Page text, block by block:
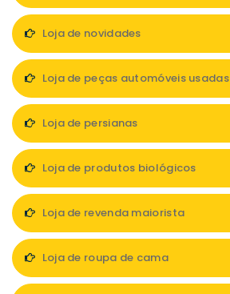
Loja de novidades
Loja de peças automóveis usadas
Loja de persianas
Loja de produtos biológicos
Loja de revenda maiorista
Loja de roupa de cama